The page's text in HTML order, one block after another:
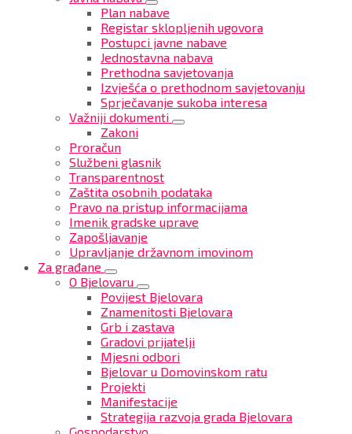
Plan nabave
Registar sklopljenih ugovora
Postupci javne nabave
Jednostavna nabava
Prethodna savjetovanja
Izvješća o prethodnom savjetovanju
Sprječavanje sukoba interesa
Važniji dokumenti
Zakoni
Proračun
Službeni glasnik
Transparentnost
Zaštita osobnih podataka
Pravo na pristup informacijama
Imenik gradske uprave
Zapošljavanje
Upravljanje državnom imovinom
Za građane
O Bjelovaru
Povijest Bjelovara
Znamenitosti Bjelovara
Grb i zastava
Gradovi prijatelji
Mjesni odbori
Bjelovar u Domovinskom ratu
Projekti
Manifestacije
Strategija razvoja grada Bjelovara